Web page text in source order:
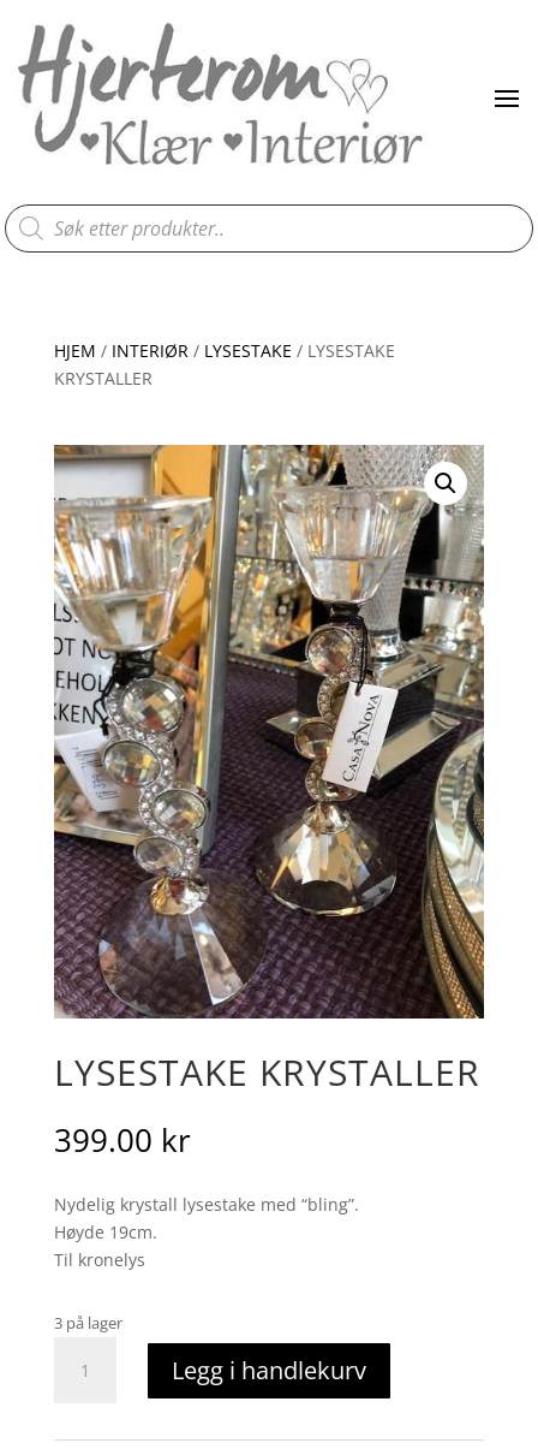
Products
search
HJEM / INTERIØR/ LYSESTAKE / LYSESTAKE
KRYSTALLER
LYSESTAKE KRYSTALLER
399.00 kr
Nydelig krystall lysestake med “bling”.
Høyde 19cm.
Til kronelys
3 på lager
krystaller
Legg i handlekurv